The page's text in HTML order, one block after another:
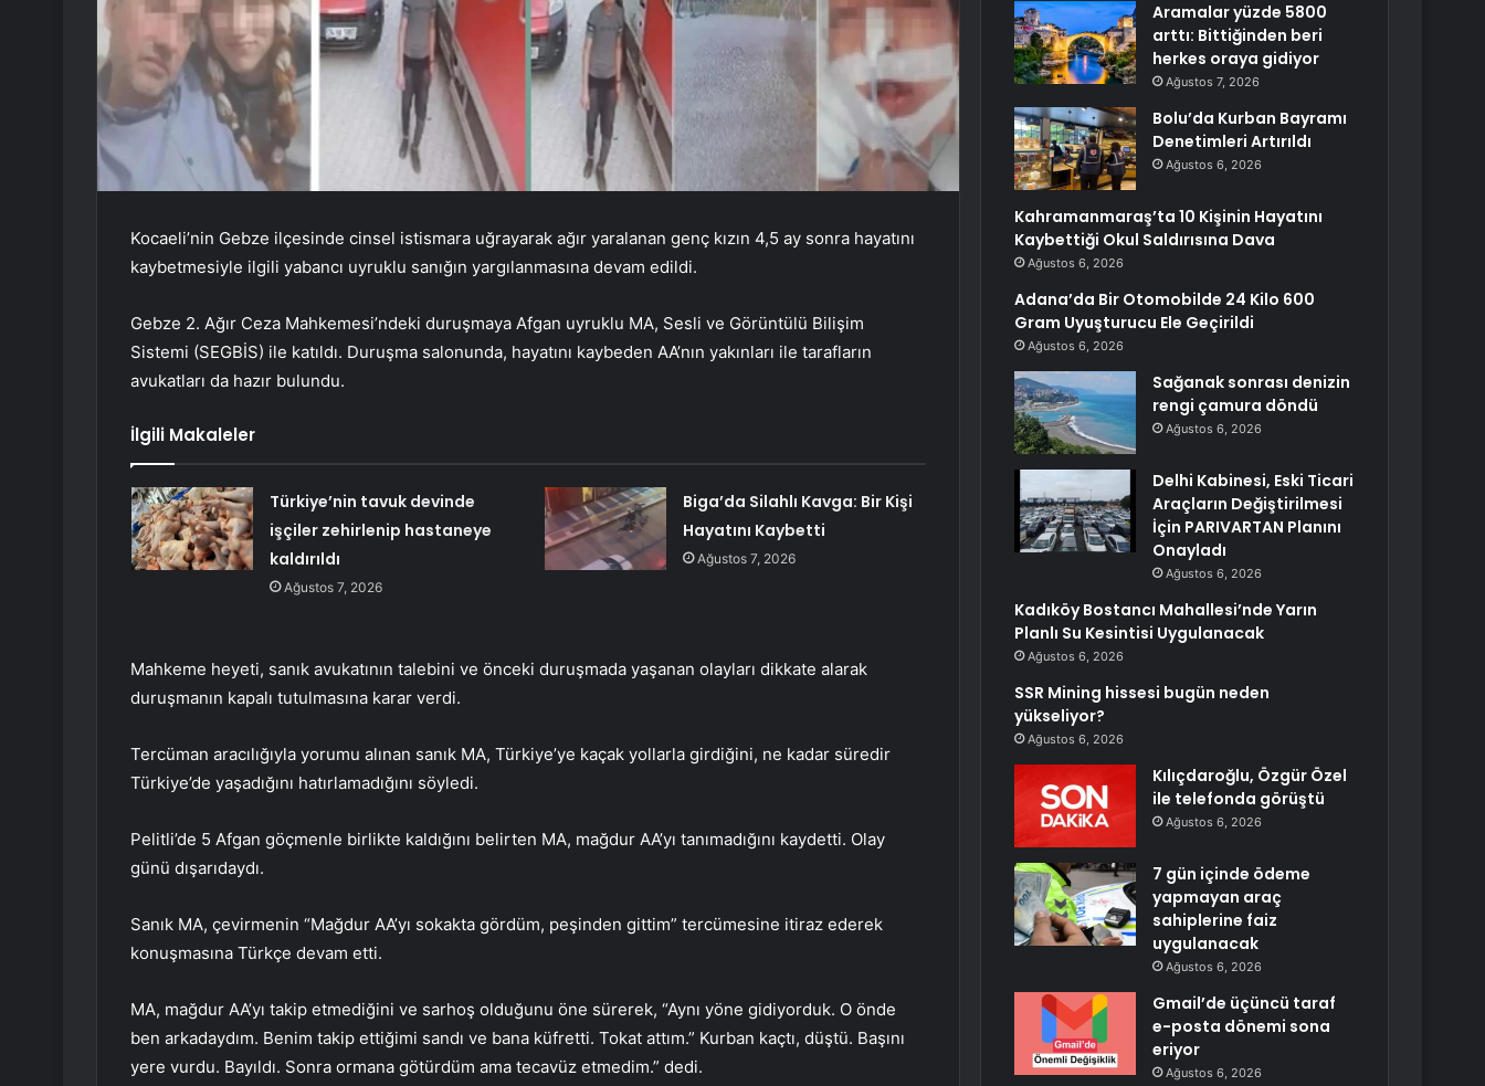
Kocaeli’nin Gebze ilçesinde cinsel istismara uğrayarak ağır yaralanan genç kızın 4,5 ay sonra hayatını
kaybetmesiyle ilgili yabancı uyruklu sanığın yargılanmasına devam edildi.
Gebze 2. Ağır Ceza Mahkemesi’ndeki duruşmaya Afgan uyruklu MA, Sesli ve Görüntülü Bilişim
Sistemi (SEGBİS) ile katıldı. Duruşma salonunda, hayatını kaybeden AA’nın yakınları ile tarafların
avukatları da hazır bulundu.
İlgili Makaleler
Türkiye’nin tavuk devinde
işçiler zehirlenip hastaneye
kaldırıldı
Ağustos 7, 2026
Biga’da Silahlı Kavga: Bir Kişi
Hayatını Kaybetti
Ağustos 7, 2026
Mahkeme heyeti, sanık avukatının talebini ve önceki duruşmada yaşanan olayları dikkate alarak
duruşmanın kapalı tutulmasına karar verdi.
Tercüman aracılığıyla yorumu alınan sanık MA, Türkiye’ye kaçak yollarla girdiğini, ne kadar süredir
Türkiye’de yaşadığını hatırlamadığını söyledi.
Pelitli’de 5 Afgan göçmenle birlikte kaldığını belirten MA, mağdur AA’yı tanımadığını kaydetti. Olay
günü dışarıdaydı.
Sanık MA, çevirmenin “Mağdur AA’yı sokakta gördüm, peşinden gittim” tercümesine itiraz ederek
konuşmasına Türkçe devam etti.
MA, mağdur AA’yı takip etmediğini ve sarhoş olduğunu öne sürerek, “Aynı yöne gidiyorduk. O önde
ben arkadaydım. Benim takip ettiğimi sandı ve bana küfretti. Tokat attım.” Kurban kaçtı, düştü. Başını
yere vurdu. Bayıldı. Sonra ormana götürdüm ama tecavüz etmedim.” dedi.
Aramalar yüzde 5800
arttı: Bittiğinden beri
herkes oraya gidiyor
Ağustos 7, 2026
Bolu’da Kurban Bayramı
Denetimleri Artırıldı
Ağustos 6, 2026
Kahramanmaraş’ta 10 Kişinin Hayatını
Kaybettiği Okul Saldırısına Dava
Ağustos 6, 2026
Adana’da Bir Otomobilde 24 Kilo 600
Gram Uyuşturucu Ele Geçirildi
Ağustos 6, 2026
Sağanak sonrası denizin
rengi çamura döndü
Ağustos 6, 2026
Delhi Kabinesi, Eski Ticari
Araçların Değiştirilmesi
İçin PARIVARTAN Planını
Onayladı
Ağustos 6, 2026
Kadıköy Bostancı Mahallesi’nde Yarın
Planlı Su Kesintisi Uygulanacak
Ağustos 6, 2026
SSR Mining hissesi bugün neden
yükseliyor?
Ağustos 6, 2026
Kılıçdaroğlu, Özgür Özel
ile telefonda görüştü
Ağustos 6, 2026
7 gün içinde ödeme
yapmayan araç
sahiplerine faiz
uygulanacak
Ağustos 6, 2026
Gmail’de üçüncü taraf
e-posta dönemi sona
eriyor
Ağustos 6, 2026